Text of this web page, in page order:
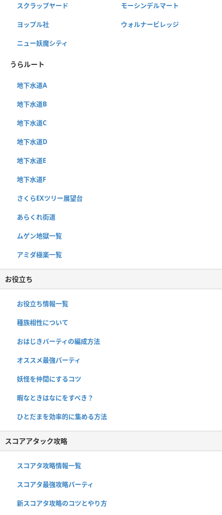
スクラップヤード モーシンデルマート
ヨップル社 ウォルナービレッジ
ニュー妖魔シティ
うらルート
地下水道A
地下水道B
地下水道C
地下水道D
地下水道E
地下水道F
さくらEXツリー展望台
あらくれ街道
ムゲン地獄一覧
アミダ極楽一覧
お役立ち
お役立ち情報一覧
種族相性について
おはじきバーティの編成方法
オススメ最強パーティ
妖怪を仲間にするコツ
暇なときはなにをすべき？
ひとだまを効率的に集める方法
スコアアタック攻略
スコアタ攻略情報一覧
スコアタ最強攻略パーティ
新スコアタ攻略のコツとやり方